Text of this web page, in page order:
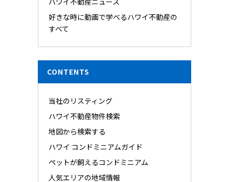
好きな時に動画で学べるハワイ不動産の
すべて
CONTENTS
当社のリスティング
ハワイ不動産物件検索
地図から検索する
ハワイ コンドミニアムガイド
ペットが飼えるコンドミニアム
人気エリアの地域情報